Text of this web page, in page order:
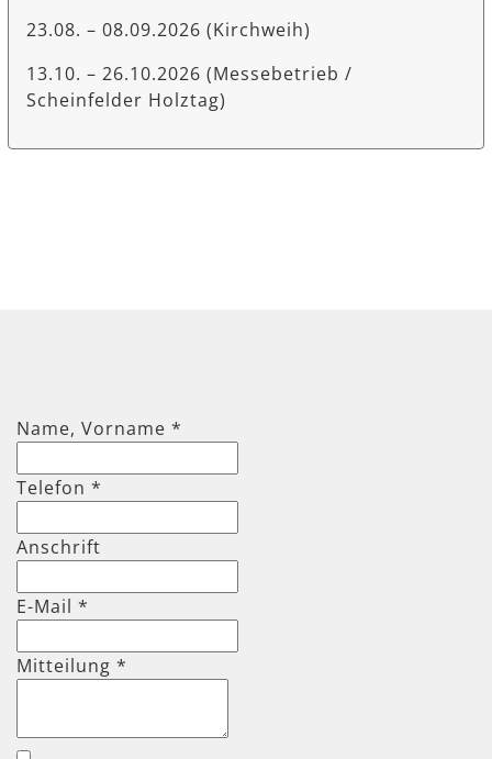
23.08. – 08.09.2026 (Kirchweih)
13.10. – 26.10.2026 (Messebetrieb /
Scheinfelder Holztag)
Name, Vorname *
Telefon *
Anschrift
E-Mail *
Mitteilung *